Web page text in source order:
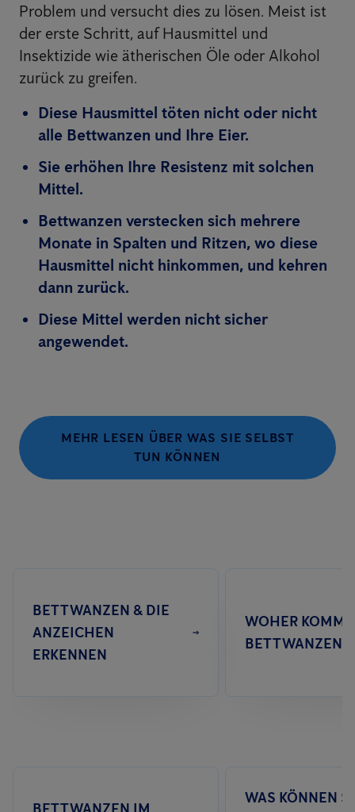
Problem und versucht dies zu lösen. Meist ist
der erste Schritt, auf Hausmittel und
Insektizide wie ätherischen Öle oder Alkohol
zurück zu greifen.
Diese Hausmittel töten nicht oder nicht
alle Bettwanzen und Ihre Eier.
Sie erhöhen Ihre Resistenz mit solchen
Mittel.
Bettwanzen verstecken sich mehrere
Monate in Spalten und Ritzen, wo diese
Hausmittel nicht hinkommen, und kehren
dann zurück.
Diese Mittel werden nicht sicher
angewendet.
MEHR LESEN ÜBER WAS SIE SELBST
TUN KÖNNEN
BETTWANZEN & DIE
ANZEICHEN
ERKENNEN
WOHER
BETTWANZEN
WAS KÖNNEN